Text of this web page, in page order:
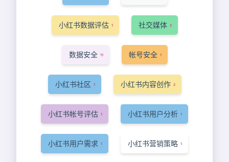
小红书数据评估 1 社交媒体 2
数据安全 11 帐号安全 1
小红书社区 1 小红书内容创作 2
小红书帐号评估 1 小红书用户分析 1
小红书用户需求 1 小红书营销策略 1